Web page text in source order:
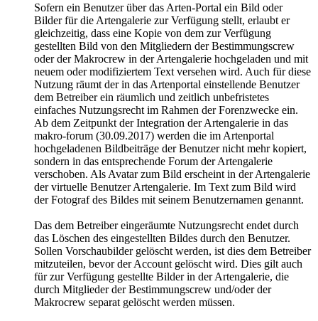
Sofern ein Benutzer über das Arten-Portal ein Bild oder
Bilder für die Artengalerie zur Verfügung stellt, erlaubt er
gleichzeitig, dass eine Kopie von dem zur Verfügung
gestellten Bild von den Mitgliedern der Bestimmungscrew
oder der Makrocrew in der Artengalerie hochgeladen und mit
neuem oder modifiziertem Text versehen wird. Auch für diese
Nutzung räumt der in das Artenportal einstellende Benutzer
dem Betreiber ein räumlich und zeitlich unbefristetes
einfaches Nutzungsrecht im Rahmen der Forenzwecke ein.
Ab dem Zeitpunkt der Integration der Artengalerie in das
makro-forum (30.09.2017) werden die im Artenportal
hochgeladenen Bildbeiträge der Benutzer nicht mehr kopiert,
sondern in das entsprechende Forum der Artengalerie
verschoben. Als Avatar zum Bild erscheint in der Artengalerie
der virtuelle Benutzer Artengalerie. Im Text zum Bild wird
der Fotograf des Bildes mit seinem Benutzernamen genannt.
Das dem Betreiber eingeräumte Nutzungsrecht endet durch
das Löschen des eingestellten Bildes durch den Benutzer.
Sollen Vorschaubilder gelöscht werden, ist dies dem Betreiber
mitzuteilen, bevor der Account gelöscht wird. Dies gilt auch
für zur Verfügung gestellte Bilder in der Artengalerie, die
durch Mitglieder der Bestimmungscrew und/oder der
Makrocrew separat gelöscht werden müssen.